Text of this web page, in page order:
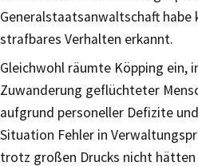
Generalstaatsanwaltschaft habe
strafbares Verhalten erkannt.
Gleichwohl räumte Köpping ein,
Zuwanderung geflüchteter
aufgrund personeller Defizite
Situation Fehler in
trotz großen Drucks nicht hätten